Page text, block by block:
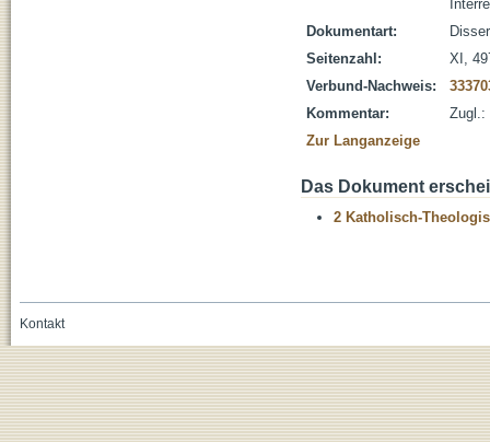
Dokumentart:
Seitenzahl:
XI,
Verbund-Nachweis:
Kommentar:
Zugl.:
Zur Langanzeige
Das Dokument
2 Katholisch-
Kontakt